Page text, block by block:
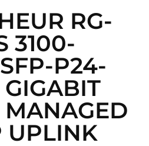
RG-
3100-
P24-
MANAGED
UPLINK